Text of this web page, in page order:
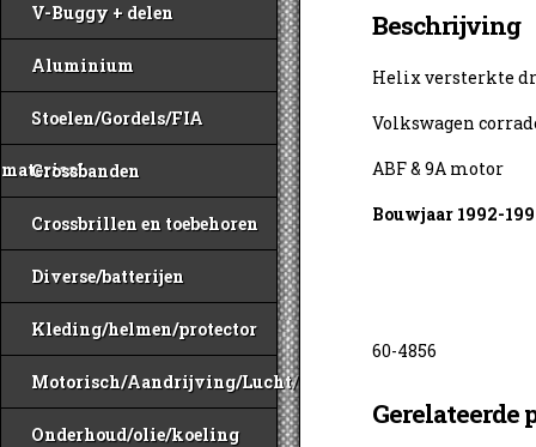
V-Buggy + delen
Aluminium
Stoelen/Gordels/FIA
materiaal
Crossbanden
Crossbrillen en toebehoren
Diverse/batterijen
Kleding/helmen/protector
Motorisch/Aandrijving/Lucht/Benzine
Onderhoud/olie/koeling
Beschrijving
Helix versterkte
Volkswagen
ABF & 9A motor
Bouwjaar 1992-
60-4856
Gerelateerde